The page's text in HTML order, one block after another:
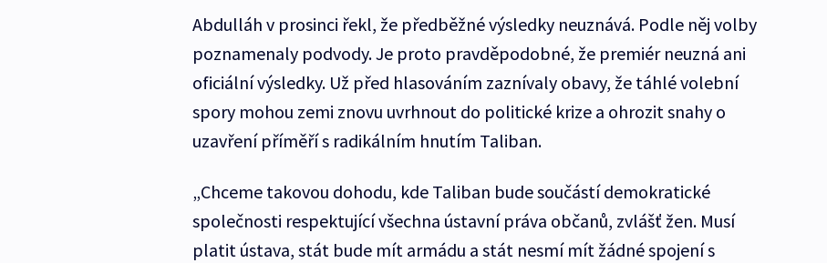
Abdulláh v prosinci řekl, že předběžné výsledky neuznává. Podle něj volby
poznamenaly podvody. Je proto pravděpodobné, že premiér neuzná ani
oficiální výsledky. Už před hlasováním zaznívaly obavy, že táhlé volební
spory mohou zemi znovu uvrhnout do politické krize a ohrozit snahy o
uzavření příměří s radikálním hnutím Taliban.
„Chceme takovou dohodu, kde Taliban bude součástí demokratické
společnosti respektující všechna ústavní práva občanů, zvlášť žen. Musí
platit ústava, stát bude mít armádu a stát nesmí mít žádné spojení s